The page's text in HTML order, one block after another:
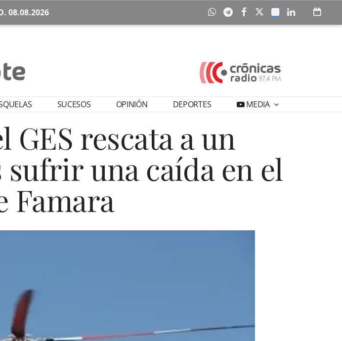
08.08.2026
SUCESOS OPINIÓN DEPORTES MEDIA
rescata a un
una caída en el
Famara